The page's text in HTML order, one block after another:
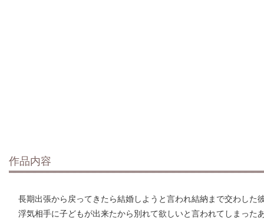
作品内容
長期出張から戻ってきたら結婚しようと言われ結納まで交わした
浮気相手に子どもが出来たから別れて欲しいと言われてしまった